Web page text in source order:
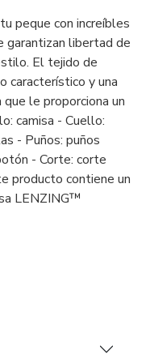
peque con increíbles
garantizan libertad de
El tejido de
característico y una
le proporciona un
camisa - Cuello:
- Puños: puños
- Corte: corte
producto contiene un
LENZING™